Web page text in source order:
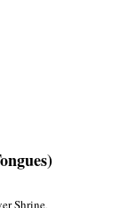
Shrine,